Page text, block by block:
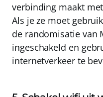
verbinding maakt met
Als je ze moet
de randomisatie van
ingeschakeld en
internetverkeer te